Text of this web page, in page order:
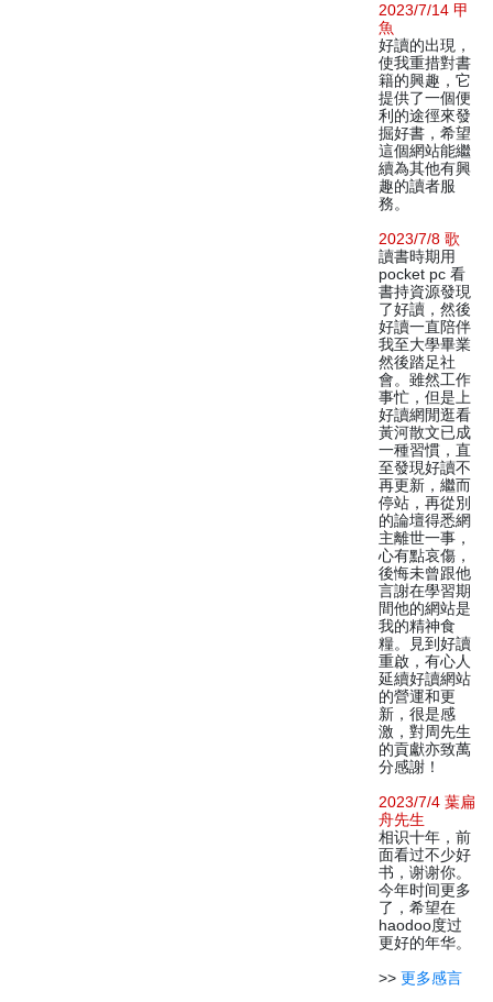
2023/7/14 甲
魚
好讀的出現，
使我重措對書
籍的興趣，它
提供了一個便
利的途徑來發
掘好書，希望
這個網站能繼
續為其他有興
趣的讀者服
務。
2023/7/8 歌
讀書時期用
pocket pc 看
書持資源發現
了好讀，然後
好讀一直陪伴
我至大學畢業
然後踏足社
會。雖然工作
事忙，但是上
好讀網閒逛看
黃河散文已成
一種習慣，直
至發現好讀不
再更新，繼而
停站，再從別
的論壇得悉網
主離世一事，
心有點哀傷，
後悔未曾跟他
言謝在學習期
間他的網站是
我的精神食
糧。見到好讀
重啟，有心人
延續好讀網站
的營運和更
新，很是感
激，對周先生
的貢獻亦致萬
分感謝！
2023/7/4 葉扁
舟先生
相识十年，前
面看过不少好
书，谢谢你。
今年时间更多
了，希望在
haodoo度过
更好的年华。
>> 更多感言